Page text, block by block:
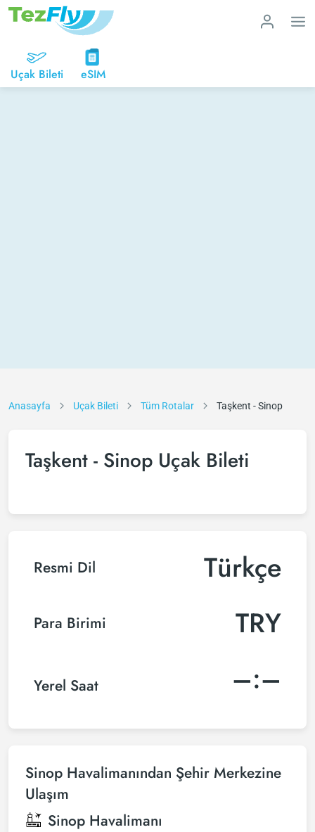
Uçak Bileti eSIM
Anasayfa Uçak Bileti Tüm Rotalar Taşkent - Sinop
Taşkent - Sinop Uçak Bileti
Resmi Dil Türkçe
Para Birimi TRY
Yerel Saat –:–
Sinop Havalimanından Şehir Merkezine
Ulaşım
Sinop Havalimanı